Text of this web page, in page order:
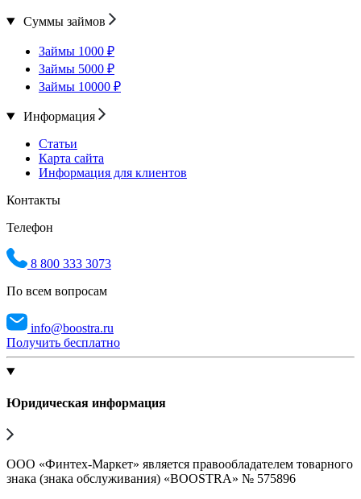
Суммы займов
Займы 1000 ₽
Займы 5000 ₽
Займы 10000 ₽
Информация
Статьи
Карта сайта
Информация для клиентов
Контакты
Телефон
8 800 333 3073
По всем вопросам
info@boostra.ru
Получить бесплатно
Юридическая информация
ООО «Финтех-Маркет» является правообладателем товарного
знака (знака обслуживания) «BOOSTRA» № 575896